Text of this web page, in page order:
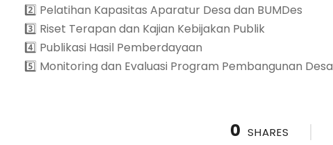
2️⃣ Pelatihan Kapasitas Aparatur Desa dan BUMDes
3️⃣ Riset Terapan dan Kajian Kebijakan Publik
4️⃣ Publikasi Hasil Pemberdayaan
5️⃣ Monitoring dan Evaluasi Program Pembangunan Desa
0 SHARES